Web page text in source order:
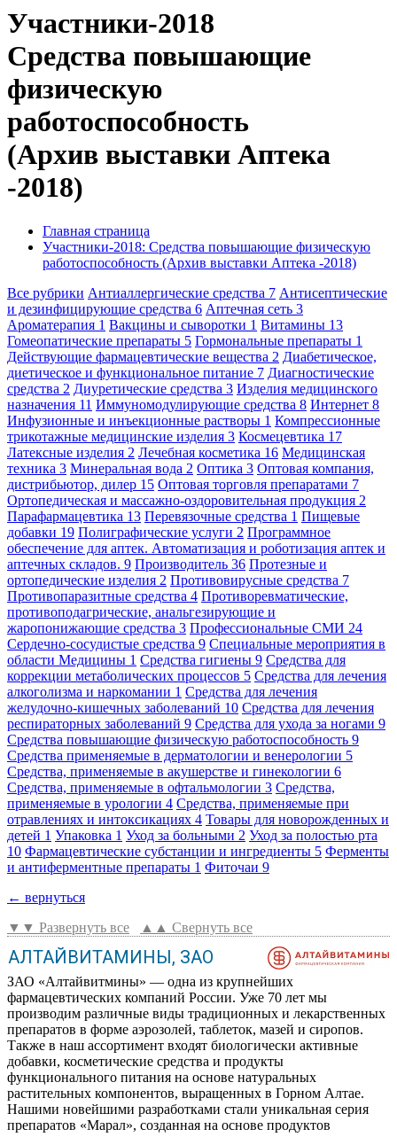
Участники-2018
Средства повышающие
физическую
работоспособность
(Архив выставки Аптека
-2018)
Главная страница
Участники-2018: Средства повышающие физическую
работоспособность (Архив выставки Аптека -2018)
Все рубрики Антиаллергические средства 7 Антисептические
и дезинфицирующие средства 6 Аптечная сеть 3
Ароматерапия 1 Вакцины и сыворотки 1 Витамины 13
Гомеопатические препараты 5 Гормональные препараты 1
Действующие фармацевтические вещества 2 Диабетическое,
диетическое и функциональное питание 7 Диагностические
средства 2 Диуретические средства 3 Изделия медицинского
назначения 11 Иммуномодулирующие средства 8 Интернет 8
Инфузионные и инъекционные растворы 1 Компрессионные
трикотажные медицинские изделия 3 Космецевтика 17
Латексные изделия 2 Лечебная косметика 16 Медицинская
техника 3 Минеральная вода 2 Оптика 3 Оптовая компания,
дистрибьютор, дилер 15 Оптовая торговля препаратами 7
Ортопедическая и массажно-оздоровительная продукция 2
Парафармацевтика 13 Перевязочные средства 1 Пищевые
добавки 19 Полиграфические услуги 2 Программное
обеспечение для аптек. Автоматизация и роботизация аптек и
аптечных складов. 9 Производитель 36 Протезные и
ортопедические изделия 2 Противовирусные средства 7
Противопаразитные средства 4 Противоревматические,
противоподагрические, анальгезирующие и
жаропонижающие средства 3 Профессиональные СМИ 24
Сердечно-сосудистые средства 9 Специальные мероприятия в
области Медицины 1 Средства гигиены 9 Средства для
коррекции метаболических процессов 5 Средства для лечения
алкоголизма и наркомании 1 Средства для лечения
желудочно-кишечных заболеваний 10 Средства для лечения
респираторных заболеваний 9 Средства для ухода за ногами 9
Средства повышающие физическую работоспособность 9
Средства применяемые в дерматологии и венерологии 5
Средства, применяемые в акушерстве и гинекологии 6
Средства, применяемые в офтальмологии 3 Средства,
применяемые в урологии 4 Средства, применяемые при
отравлениях и интоксикациях 4 Товары для новорожденных и
детей 1 Упаковка 1 Уход за больными 2 Уход за полостью рта
10 Фармацевтические субстанции и ингредиенты 5 Ферменты
и антиферментные препараты 1 Фиточаи 9
← вернуться
▼▼ Развернуть все
▲▲ Свернуть все
АЛТАЙВИТАМИНЫ, ЗАО
ЗАО «Алтайвитмины» — одна из крупнейших
фармацевтических компаний России. Уже 70 лет мы
производим различные виды традиционных и лекарственных
препаратов в форме аэрозолей, таблеток, мазей и сиропов.
Также в наш ассортимент входят биологически активные
добавки, косметические средства и продукты
функционального питания на основе натуральных
растительных компонентов, выращенных в Горном Алтае.
Нашими новейшими разработками стали уникальная серия
препаратов «Марал», созданная на основе продуктов